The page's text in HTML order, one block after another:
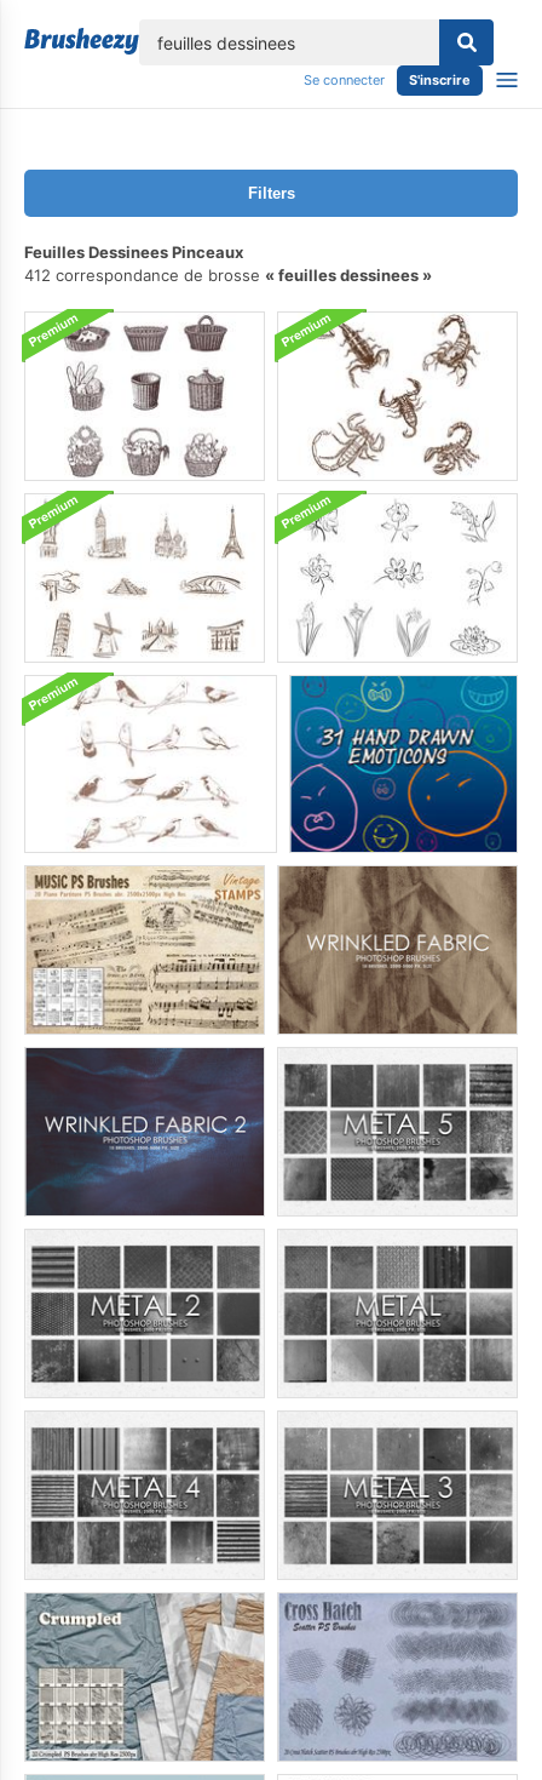
Se connecter S'inscrire
Filters
Feuilles Dessinees Pinceaux
412 correspondance de brosse
feuilles dessinees